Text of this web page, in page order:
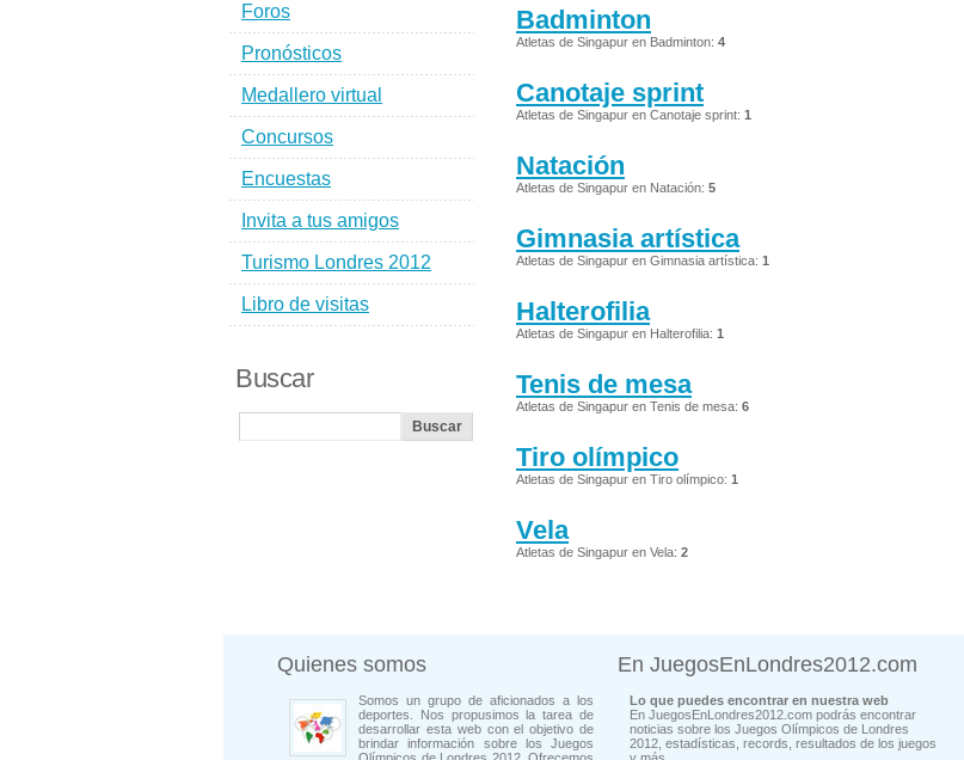
Badminton
Atletas de Singapur en Badminton: 4
Canotaje sprint
Atletas de Singapur en Canotaje sprint: 1
Natación
Atletas de Singapur en Natación: 5
Gimnasia artística
Atletas de Singapur en Gimnasia artística: 1
Halterofilia
Atletas de Singapur en Halterofilia: 1
Tenis de mesa
Atletas de Singapur en Tenis de mesa: 6
Tiro olímpico
Atletas de Singapur en Tiro olímpico: 1
Vela
Atletas de Singapur en Vela: 2
Foros
Pronósticos
Medallero virtual
Concursos
Encuestas
Invita a tus amigos
Turismo Londres 2012
Libro de visitas
Buscar
Quienes somos
Somos un grupo de aficionados a los
deportes. Nos propusimos la tarea de
desarrollar esta web con el objetivo de
brindar información sobre los Juegos
En JuegosEnLondres2012.com
Lo que puedes encontrar en nuestra web
En JuegosEnLondres2012.com podrás encontrar
noticias sobre los Juegos Olímpicos de Londres
2012, estadísticas, records, resultados de los juegos